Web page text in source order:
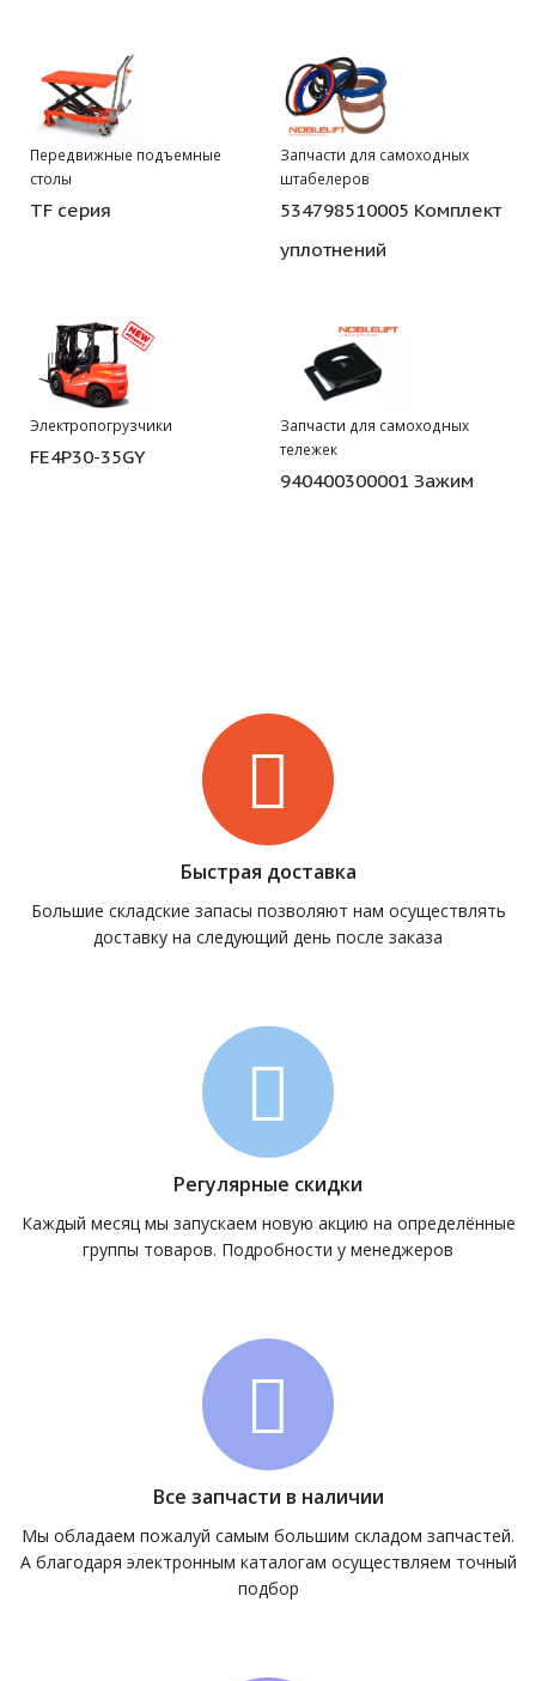
Передвижные подъемные
столы
TF серия
Запчасти для самоходных
штабелеров
534798510005 Комплект
уплотнений
Электропогрузчики
FE4P30-35GY
Запчасти для самоходных
тележек
940400300001 Зажим
Быстрая доставка
Большие складские запасы позволяют нам осуществлять
доставку на следующий день после заказа
Регулярные скидки
Каждый месяц мы запускаем новую акцию на определённые
группы товаров. Подробности у менеджеров
Все запчасти в наличии
Мы обладаем пожалуй самым большим складом запчастей.
А благодаря электронным каталогам осуществляем точный
подбор